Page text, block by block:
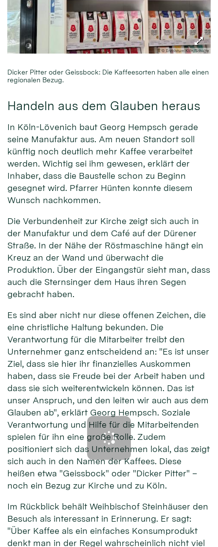
© Erzbistum Köln/Schulte
Dicker Pitter oder Geissbock: Die Kaffeesorten haben alle einen
regionalen Bezug.
Handeln aus dem Glauben heraus
In Köln-Lövenich baut Georg Hempsch gerade
seine Manufaktur aus. Am neuen Standort soll
künftig noch deutlich mehr Kaffee verarbeitet
werden. Wichtig sei ihm gewesen, erklärt der
Inhaber, dass die Baustelle schon zu Beginn
gesegnet wird. Pfarrer Hünten konnte diesem
Wunsch nachkommen.
Die Verbundenheit zur Kirche zeigt sich auch in
der Manufaktur und dem Café auf der Dürener
Straße. In der Nähe der Röstmaschine hängt ein
Kreuz an der Wand und überwacht die
Produktion. Über der Eingangstür sieht man, dass
auch die Sternsinger dem Haus ihren Segen
gebracht haben.
Es sind aber nicht nur diese offenen Zeichen, die
eine christliche Haltung bekunden. Die
Verantwortung für die Mitarbeiter treibt den
Unternehmer ganz entscheidend an: "Es ist unser
Ziel, dass sie hier ihr finanzielles Auskommen
haben, dass sie Freude bei der Arbeit haben und
dass sie sich weiterentwickeln können. Das ist
unser Anspruch, und den leiten wir auch aus dem
Glauben ab", erklärt Georg Hempsch. Soziale
Verantwortung und Hilfe für die Mitarbeitenden
spielen für ihn eine große Rolle. Zudem
positioniert sich das Unternehmen lokal, das zeigt
sich auch in den Namen der Kaffees. Diese
heißen etwa "Geissbock" oder "Dicker Pitter" –
noch ein Bezug zur Kirche und zu Köln.
Im Rückblick behält Weihbischof Steinhäuser den
Besuch als interessant in Erinnerung. Er sagt:
"Über Kaffee als ein einfaches Konsumprodukt
denkt man in der Regel wahrscheinlich nicht viel